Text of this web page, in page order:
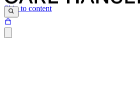
Skip to content